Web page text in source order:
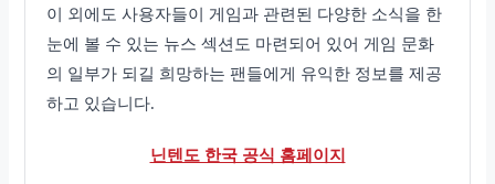
이 외에도 사용자들이 게임과 관련된 다양한 소식을 한
눈에 볼 수 있는 뉴스 섹션도 마련되어 있어 게임 문화
의 일부가 되길 희망하는 팬들에게 유익한 정보를 제공
하고 있습니다.
닌텐도 한국 공식 홈페이지